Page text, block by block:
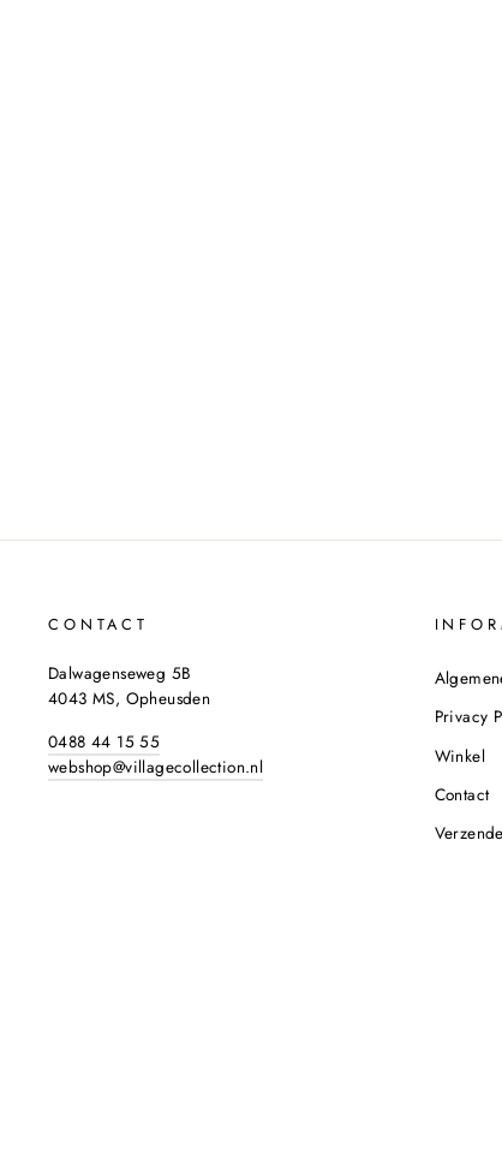
CONTACT
Dalwagenseweg 5B
4043 MS, Opheusden
0488 44 15 55
webshop@villagecollection.nl
Privacy
Winkel
Contact